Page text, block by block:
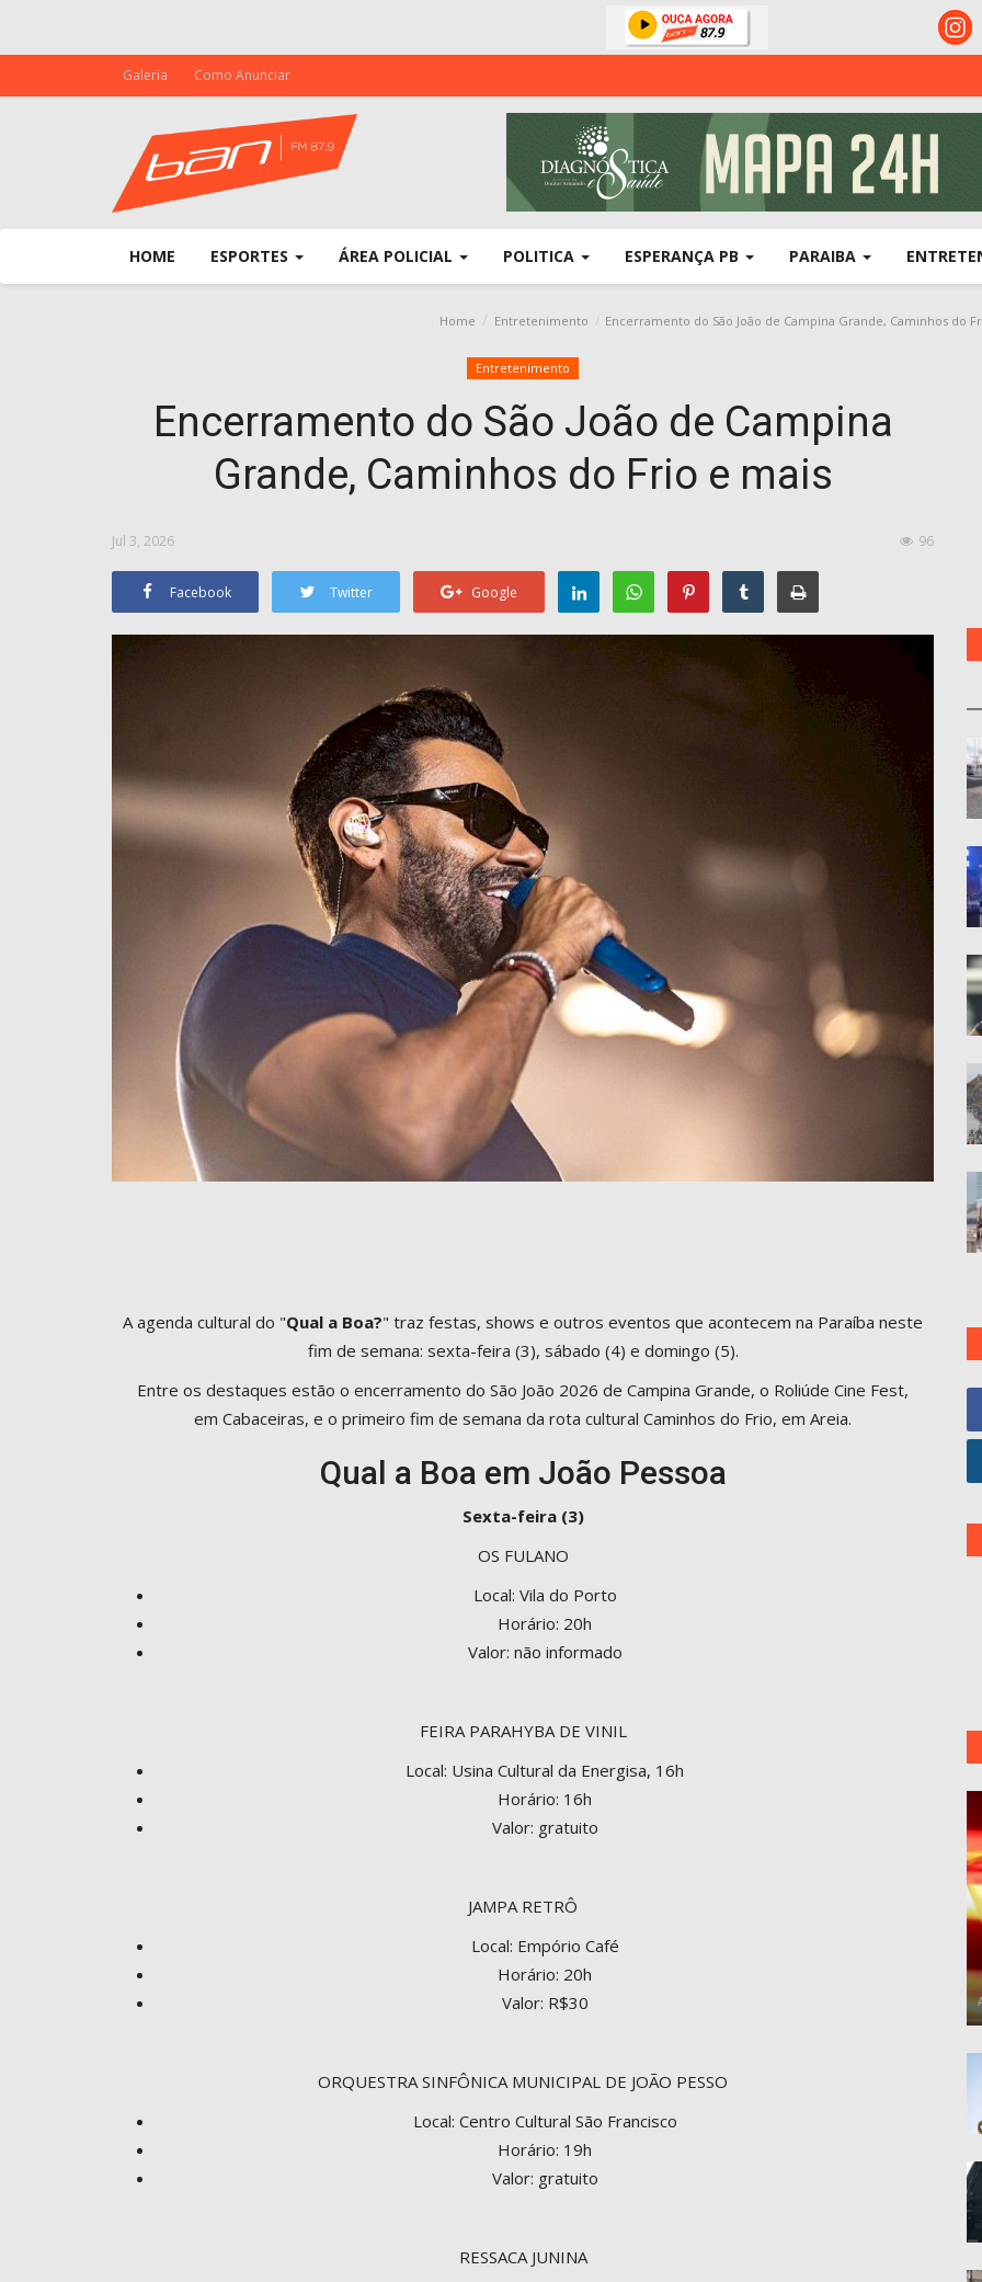
Galeria Como Anunciar
HOME ESPORTES ÁREA POLICIAL POLITICA ESPERANÇA PB PARAIBA
Home Entretenimento Encerramento do São João de Campina Grande, Caminhos do
Entretenimento
Encerramento do São João de Campina
Grande, Caminhos do Frio e mais
Jul 3, 2026 96
Facebook Twitter Google
A agenda cultural do "Qual a Boa?" traz festas, shows e outros eventos que acontecem na Paraíba neste
fim de semana: sexta-feira (3), sábado (4) e domingo (5).
Entre os destaques estão o encerramento do São João 2026 de Campina Grande, o Roliúde Cine Fest,
em Cabaceiras, e o primeiro fim de semana da rota cultural Caminhos do Frio, em Areia.
Qual a Boa em João Pessoa
Sexta-feira (3)
OS FULANO
Local: Vila do Porto
Horário: 20h
Valor: não informado
FEIRA PARAHYBA DE VINIL
Local: Usina Cultural da Energisa, 16h
Horário: 16h
Valor: gratuito
JAMPA RETRÔ
Local: Empório Café
Horário: 20h
Valor: R$30
ORQUESTRA SINFÔNICA MUNICIPAL DE JOÃO PESSO
Local: Centro Cultural São Francisco
Horário: 19h
Valor: gratuito
RESSACA JUNINA